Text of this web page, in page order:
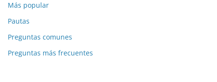
Más popular
Pautas
Preguntas comunes
Preguntas más frecuentes